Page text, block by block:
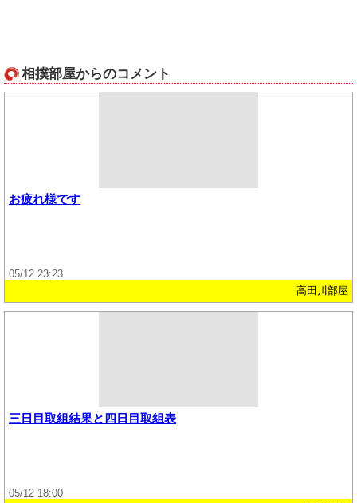
相撲部屋からのコメント
お疲れ様です
05/12 23:23
高田川部屋
三日目取組結果と四日目取組表
05/12 18:00